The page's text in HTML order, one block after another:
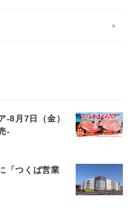
-8月7日（金）
-
「つくば営業